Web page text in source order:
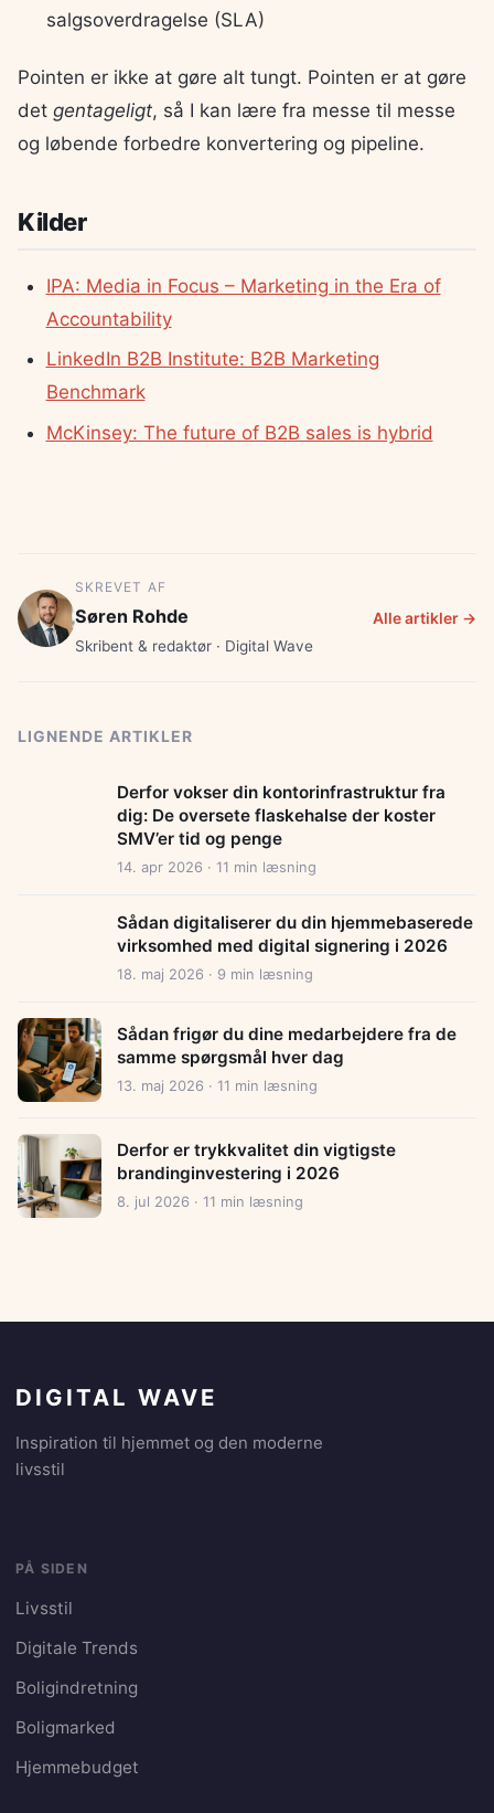
salgsoverdragelse (SLA)
Pointen er ikke at gøre alt tungt. Pointen er at gøre
det gentageligt, så I kan lære fra messe til messe
og løbende forbedre konvertering og pipeline.
Kilder
IPA: Media in Focus – Marketing in the Era of
Accountability
LinkedIn B2B Institute: B2B Marketing
Benchmark
McKinsey: The future of B2B sales is hybrid
SKREVET AF
Søren Rohde
Skribent & redaktør · Digital Wave
Alle artikler →
LIGNENDE ARTIKLER
Derfor vokser din kontorinfrastruktur fra
dig: De oversete flaskehalse der koster
SMV’er tid og penge
14. apr 2026 · 11 min læsning
Sådan digitaliserer du din hjemmebaserede
virksomhed med digital signering i 2026
18. maj 2026 · 9 min læsning
Sådan frigør du dine medarbejdere fra de
samme spørgsmål hver dag
13. maj 2026 · 11 min læsning
Derfor er trykkvalitet din vigtigste
brandinginvestering i 2026
8. jul 2026 · 11 min læsning
DIGITAL WAVE
Inspiration til hjemmet og den moderne
livsstil
PÅ SIDEN
Livsstil
Digitale Trends
Boligindretning
Boligmarked
Hjemmebudget